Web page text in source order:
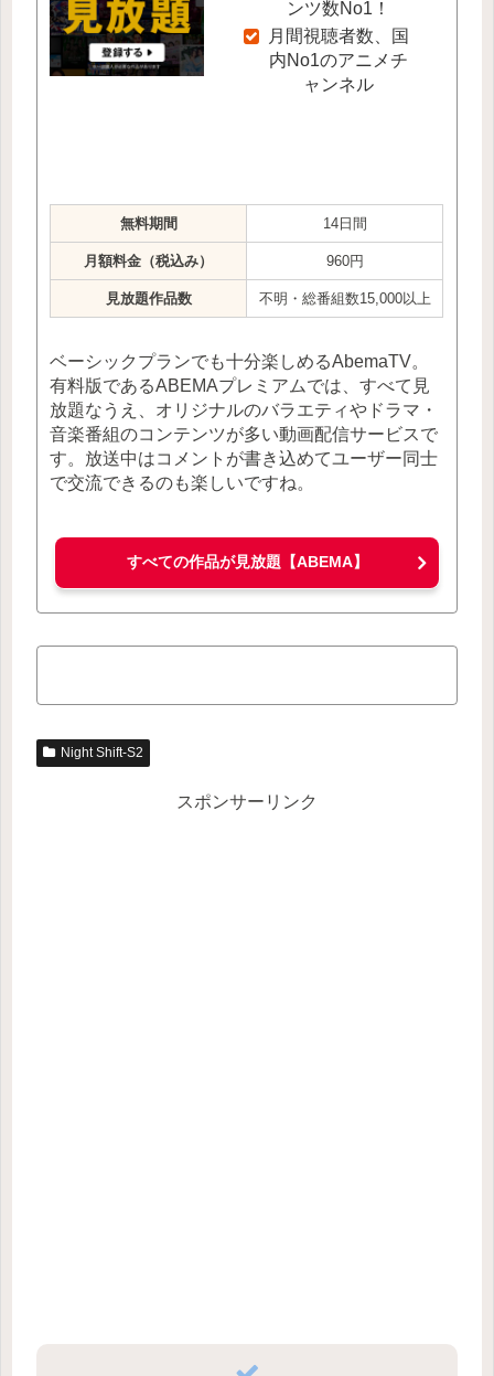
ンツ数No1！
月間視聴者数、国
内No1のアニメチ
ャンネル
無料期間 14日間
月額料金（税込み） 960円
見放題作品数 不明・総番組数15,000以上
ベーシックプランでも十分楽しめるAbemaTV。
有料版であるABEMAプレミアムでは、すべて見
放題なうえ、オリジナルのバラエティやドラマ・
音楽番組のコンテンツが多い動画配信サービスで
す。放送中はコメントが書き込めてユーザー同士
で交流できるのも楽しいですね。
すべての作品が見放題【ABEMA】
Night Shift-S2
スポンサーリンク